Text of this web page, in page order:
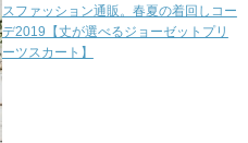
スファッション通販。春夏の着回しコー
デ2019【丈が選べるジョーゼットプリ
ーツスカート】